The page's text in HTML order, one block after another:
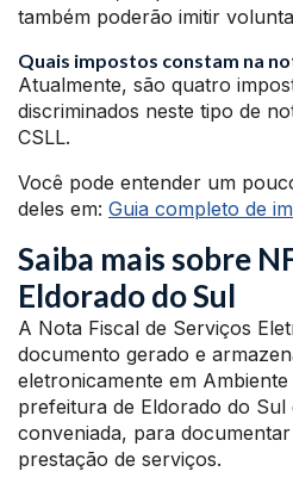
também poderão imitir
Quais impostos constam na
Atualmente, são quatro
discriminados neste tipo de
CSLL.
Você pode entender um
deles em: Guia completo de
Saiba mais sobre
Eldorado do Sul
A Nota Fiscal de Serviços
documento gerado e
eletronicamente em
prefeitura de Eldorado do
conveniada, para
prestação de serviços.